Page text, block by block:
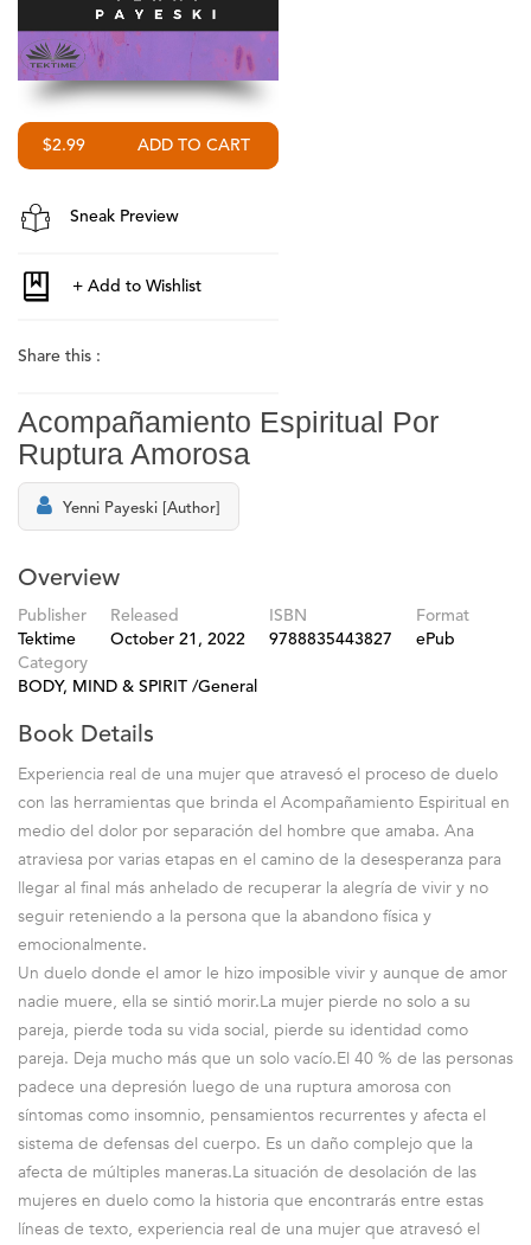
$2.99
Sneak Preview
Share this :
Acompañamiento Espiritual Por
Ruptura Amorosa
Yenni Payeski [Author]
Overview
Publisher
Tektime
Released
October 21, 2022
ISBN
9788835443827
Format
ePub
Category
BODY, MIND & SPIRIT /General
Book Details
Experiencia real de una mujer que atravesó el proceso de duelo
con las herramientas que brinda el Acompañamiento Espiritual en
medio del dolor por separación del hombre que amaba. Ana
atraviesa por varias etapas en el camino de la desesperanza para
llegar al final más anhelado de recuperar la alegría de vivir y no
seguir reteniendo a la persona que la abandono física y
emocionalmente.
Un duelo donde el amor le hizo imposible vivir y aunque de amor
nadie muere, ella se sintió morir.La mujer pierde no solo a su
pareja, pierde toda su vida social, pierde su identidad como
pareja. Deja mucho más que un solo vacío.El 40 % de las personas
padece una depresión luego de una ruptura amorosa con
síntomas como insomnio, pensamientos recurrentes y afecta el
sistema de defensas del cuerpo. Es un daño complejo que la
afecta de múltiples maneras.La situación de desolación de las
mujeres en duelo como la historia que encontrarás entre estas
líneas de texto, experiencia real de una mujer que atravesó el